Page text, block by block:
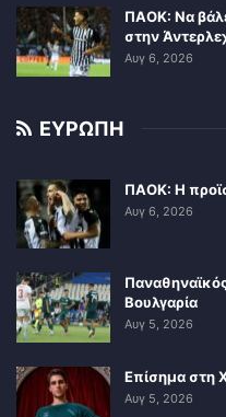
ΠΑΟΚ: Να
στην
Αυγ 6, 2026
ΕΥΡΩΠΗ
ΠΑΟΚ: Η
Αυγ 6, 2026
Βουλγαρία
Αυγ 5, 2026
Επίσημα στη
Αυγ 5, 2026